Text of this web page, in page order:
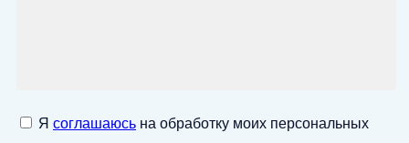
Я соглашаюсь на обработку моих персональных